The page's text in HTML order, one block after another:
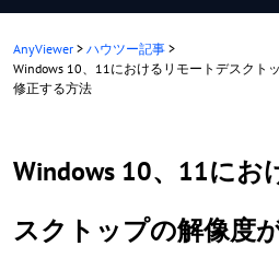
AnyViewer > ハウツー記事 >
Windows 10、11におけるリモートデスクト
修正する方法
Windows 10、11にお
スクトップの解像度